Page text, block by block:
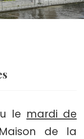
le mardi de
de la